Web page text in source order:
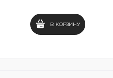
В КОРЗИНУ